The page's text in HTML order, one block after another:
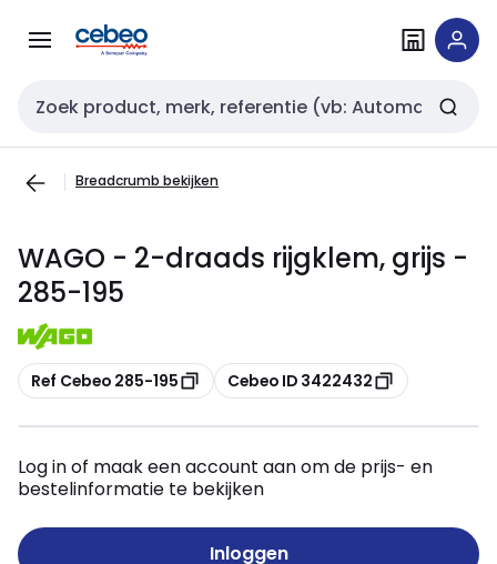
naar
naar
Zoekveld invoer
Breadcrumb bekijken
WAGO - 2-draads rijgklem, grijs -
285-195
Kopiëren
Ref Cebeo 285-195 Kopiëren
Cebeo ID 3422432
Log in of maak een account aan om de prijs- en
bestelinformatie te bekijken
Inloggen